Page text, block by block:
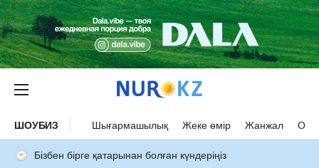
ШОУБИЗ Шығармашылық Жеке өмір Жанжал
Бізбен бірге қатарынан болған күндеріңіз